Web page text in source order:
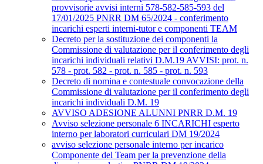
provvisorie avvisi interni 578-582-585-593 del
17/01/2025 PNRR DM 65/2024 - conferimento
incarichi esperti interni-tutor e componenti TEAM
Decreto per la sostituzione dei componenti la
Commissione di valutazione per il conferimento degli
incarichi individuali relativi D.M.19 AVVISI: prot. n.
578 - prot. 582 - prot. n. 585 - prot. n. 593
Decreto di nomina e contestuale convocazione della
Commissione di valutazione per il conferimento degli
incarichi individuali D.M. 19
AVVISO ADESIONE ALUNNI PNRR D.M. 19
Avviso selezione personale 6 INCARICHI esperto
interno per laboratori curriculari DM 19/2024
avviso selezione personale interno per incarico
Componente del Team per la prevenzione della